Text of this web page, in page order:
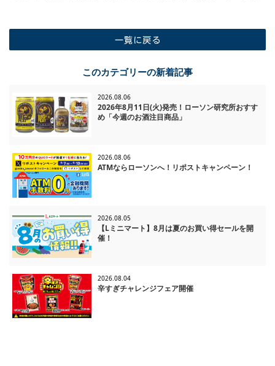
このカテゴリーの新着記事
2026.08.06
2026年8月11日(火)発売！ローソン研究所おすす
め「今週のお酒注目商品」
2026.08.06
ATMならローソンへ！リポストキャンペーン！
2026.08.05
【Lミニマート】8月は夏のお買い得セールを開
催！
2026.08.04
辛すぎチャレンジフェア開催